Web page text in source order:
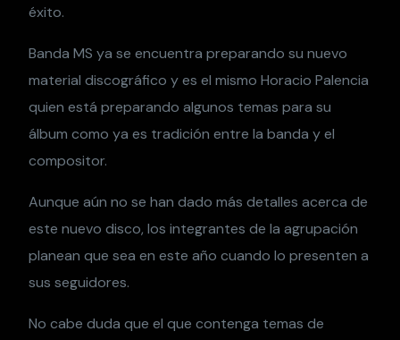
éxito.
Banda MS ya se encuentra preparando su nuevo
material discográfico y es el mismo Horacio Palencia
quien está preparando algunos temas para su
álbum como ya es tradición entre la banda y el
compositor.
Aunque aún no se han dado más detalles acerca de
este nuevo disco, los integrantes de la agrupación
planean que sea en este año cuando lo presenten a
sus seguidores.
No cabe duda que el que contenga temas de